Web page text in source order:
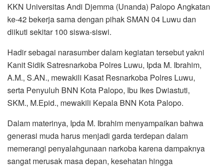
KKN Universitas Andi Djemma (Unanda) Palopo Angkatan
ke-42 bekerja sama dengan pihak SMAN 04 Luwu dan
diikuti sekitar 100 siswa-siswi.
Hadir sebagai narasumber dalam kegiatan tersebut yakni
Kanit Sidik Satresnarkoba Polres Luwu, Ipda M. Ibrahim,
A.M., S.AN., mewakili Kasat Resnarkoba Polres Luwu,
serta Penyuluh BNN Kota Palopo, Ibu Ikes Dwiastuti,
SKM., M.Epid., mewakili Kepala BNN Kota Palopo.
Dalam materinya, Ipda M. Ibrahim menyampaikan bahwa
generasi muda harus menjadi garda terdepan dalam
memerangi penyalahgunaan narkoba karena dampaknya
sangat merusak masa depan, kesehatan hingga